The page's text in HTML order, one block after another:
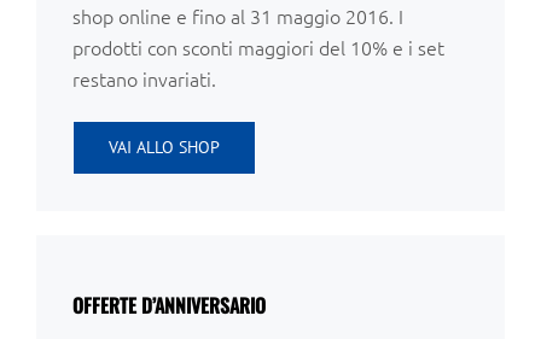
shop online e fino al 31 maggio 2016. I
prodotti con sconti maggiori del 10% e i set
restano invariati.
VAI ALLO SHOP
OFFERTE D’ANNIVERSARIO